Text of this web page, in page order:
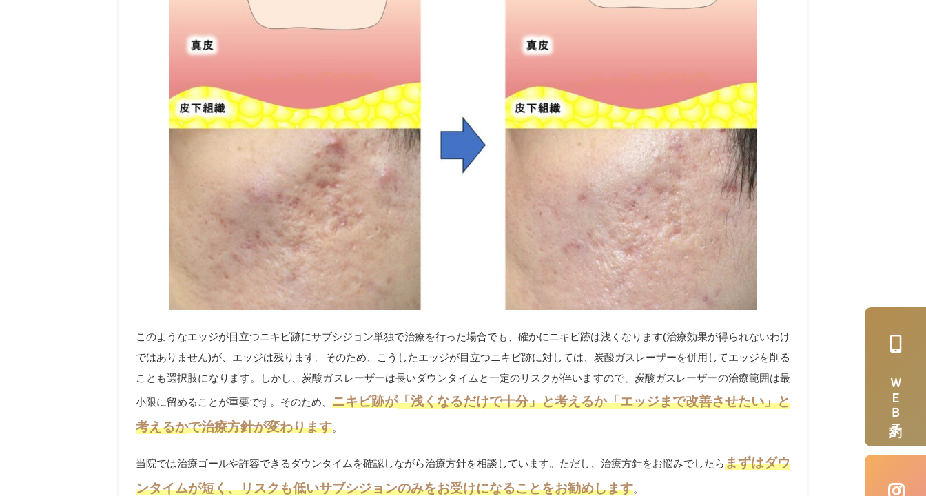
ＷＥＢ予約
このようなエッジが目立つニキビ跡にサブシジョン単独で治療を行った場合でも、確かにニキビ跡は浅くなります(治療効果が得られないわけ
ではありません)が、エッジは残ります。そのため、こうしたエッジが目立つニキビ跡に対しては、炭酸ガスレーザーを併用してエッジを削る
ことも選択肢になります。しかし、炭酸ガスレーザーは長いダウンタイムと一定のリスクが伴いますので、炭酸ガスレーザーの治療範囲は最
小限に留めることが重要です。そのため、 ニキビ跡が「浅くなるだけで十分」と考えるか「エッジまで改善させたい」と
考えるかで治療方針が変わります。
当院では治療ゴールや許容できるダウンタイムを確認しながら治療方針を相談しています。ただし、治療方針をお悩みでしたらまずはダウ
ンタイムが短く、リスクも低いサブシジョンのみをお受けになることをお勧めします。